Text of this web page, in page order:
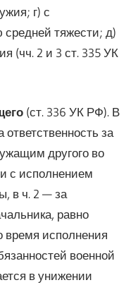
г) с
тяжести; д)
(чч. 2 и 3 ст. 335 УК
(ст. 336 УК РФ). В
за
другого во
с исполнением
в ч. 2 — за
равно
время исполнения
военной
в унижении